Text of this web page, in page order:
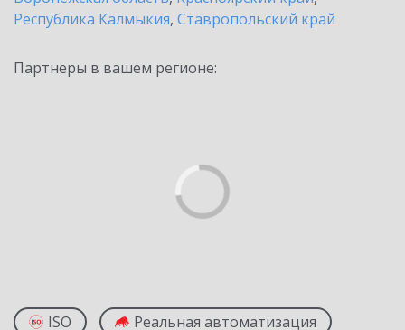
Республика Калмыкия, Ставропольский край
Партнеры в вашем регионе:
ISO Реальная автоматизация